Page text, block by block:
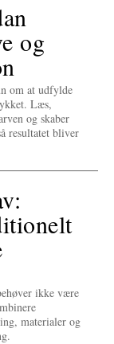
og
om at udfylde
Læs,
og skaber
resultatet bliver
ikke være
materialer og